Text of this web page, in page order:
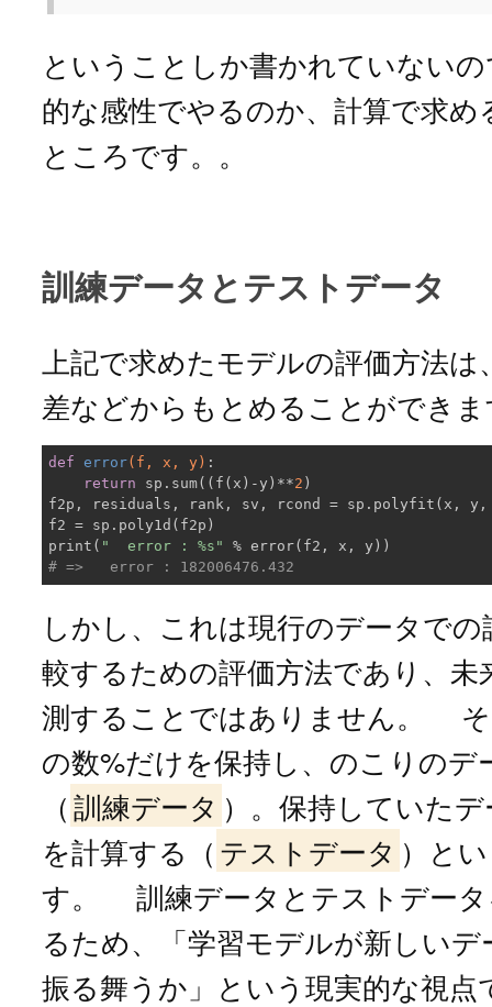
ということしか書かれていない
的な感性でやるのか、計算で求
ところです。。
訓練データとテストデータ
上記で求めたモデルの評価方法
差などからもとめることができ
def error(f, x, y) :
return sp.sum((f(x)-y)**2 )
f2p, residuals, rank, sv, rcond = sp.polyfit(x,
f2 = sp.poly1d(f2p)
print( "  error : %s"
# =>   error : 182006476.432
しかし、これは現行のデータで
較するための評価方法であり、未
測することではありません。
の数%だけを保持し、のこりのデ
（訓練データ ）。保持していた
を計算する（ テストデータ ）と
す。 訓練データとテストデータ
るため、「学習モデルが新しい
振る舞うか」という現実的な視点